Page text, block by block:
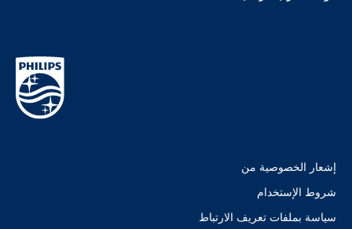
إشعار الخصوصية من
شروط الإستخدام
سياسة بملفات تعريف الارتباط